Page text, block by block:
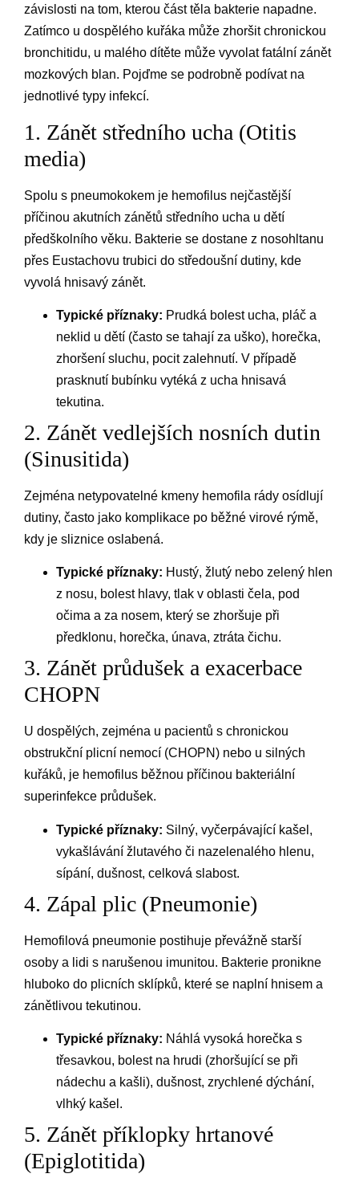
závislosti na tom, kterou část těla bakterie napadne.
Zatímco u dospělého kuřáka může zhoršit chronickou
bronchitidu, u malého dítěte může vyvolat fatální zánět
mozkových blan. Pojďme se podrobně podívat na
jednotlivé typy infekcí.
1. Zánět středního ucha (Otitis
media)
Spolu s pneumokokem je hemofilus nejčastější
příčinou akutních zánětů středního ucha u dětí
předškolního věku. Bakterie se dostane z nosohltanu
přes Eustachovu trubici do středoušní dutiny, kde
vyvolá hnisavý zánět.
Typické příznaky: Prudká bolest ucha, pláč a
neklid u dětí (často se tahají za uško), horečka,
zhoršení sluchu, pocit zalehnutí. V případě
prasknutí bubínku vytéká z ucha hnisavá
tekutina.
2. Zánět vedlejších nosních dutin
(Sinusitida)
Zejména netypovatelné kmeny hemofila rády osídlují
dutiny, často jako komplikace po běžné virové rýmě,
kdy je sliznice oslabená.
Typické příznaky: Hustý, žlutý nebo zelený hlen
z nosu, bolest hlavy, tlak v oblasti čela, pod
očima a za nosem, který se zhoršuje při
předklonu, horečka, únava, ztráta čichu.
3. Zánět průdušek a exacerbace
CHOPN
U dospělých, zejména u pacientů s chronickou
obstrukční plicní nemocí (CHOPN) nebo u silných
kuřáků, je hemofilus běžnou příčinou bakteriální
superinfekce průdušek.
Typické příznaky: Silný, vyčerpávající kašel,
vykašlávání žlutavého či nazelenalého hlenu,
sípání, dušnost, celková slabost.
4. Zápal plic (Pneumonie)
Hemofilová pneumonie postihuje převážně starší
osoby a lidi s narušenou imunitou. Bakterie pronikne
hluboko do plicních sklípků, které se naplní hnisem a
zánětlivou tekutinou.
Typické příznaky: Náhlá vysoká horečka s
třesavkou, bolest na hrudi (zhoršující se při
nádechu a kašli), dušnost, zrychlené dýchání,
vlhký kašel.
5. Zánět příklopky hrtanové
(Epiglotitida)